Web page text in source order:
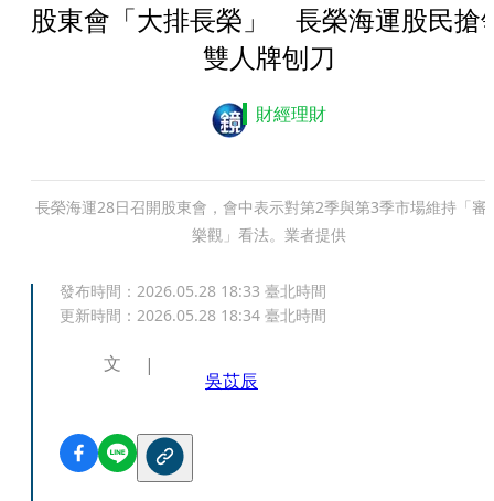
股東會「大排長榮」 長榮海運股民搶
雙人牌刨刀
財經理財
長榮海運28日召開股東會，會中表示對第2季與第3季市場維持「審
樂觀」看法。業者提供
發布時間： 2026.05.28 18:33 臺北時間
更新時間： 2026.05.28 18:34 臺北時間
文
吳苡辰